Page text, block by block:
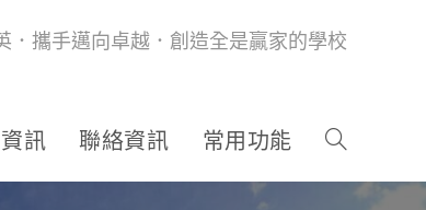
．攜手邁向卓越．創造全是贏家的學校
訊 聯絡資訊 常用功能